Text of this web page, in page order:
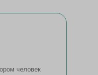
человек